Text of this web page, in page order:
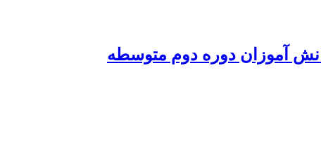
آموزان دوره دوم متوسطه